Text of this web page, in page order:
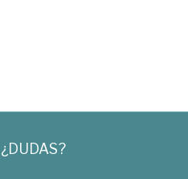
¿DUDAS?